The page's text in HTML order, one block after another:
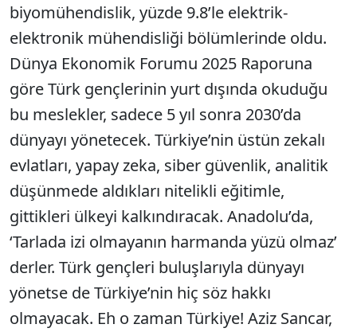
biyomühendislik, yüzde 9.8’le elektrik-
elektronik mühendisliği bölümlerinde oldu.
Dünya Ekonomik Forumu 2025 Raporuna
göre Türk gençlerinin yurt dışında okuduğu
bu meslekler, sadece 5 yıl sonra 2030’da
dünyayı yönetecek. Türkiye’nin üstün zekalı
evlatları, yapay zeka, siber güvenlik, analitik
düşünmede aldıkları nitelikli eğitimle,
gittikleri ülkeyi kalkındıracak. Anadolu’da,
‘Tarlada izi olmayanın harmanda yüzü olmaz’
derler. Türk gençleri buluşlarıyla dünyayı
yönetse de Türkiye’nin hiç söz hakkı
olmayacak. Eh o zaman Türkiye! Aziz Sancar,